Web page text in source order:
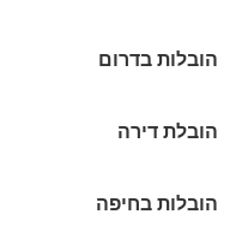
הובלות בדרום
הובלת דירה
הובלות בחיפה